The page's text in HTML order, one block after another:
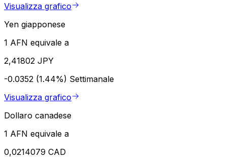
Visualizza grafico
Yen giapponese
1 AFN equivale a
2,41802 JPY
-0.0352 (1.44%) Settimanale
Visualizza grafico
Dollaro canadese
1 AFN equivale a
0,0214079 CAD